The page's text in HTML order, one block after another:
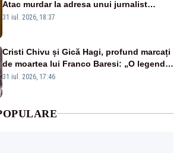
Atac murdar la adresa unui jurnalist
sportiv – AUDIO
31 iul. 2026, 18:37
Cristi Chivu și Gică Hagi, profund marcați
de moartea lui Franco Baresi: „O legendă
a fotbalului mondial”
31 iul. 2026, 17:46